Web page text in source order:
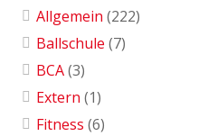
Allgemein (222)
Ballschule (7)
BCA(3)
Extern (1)
Fitness (6)